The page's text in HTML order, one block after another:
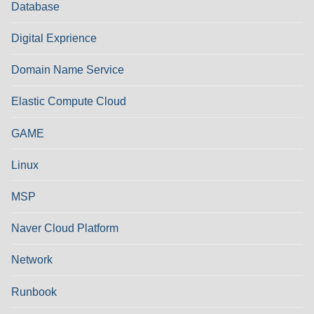
Database
Digital Exprience
Domain Name Service
Elastic Compute Cloud
GAME
Linux
MSP
Naver Cloud Platform
Network
Runbook